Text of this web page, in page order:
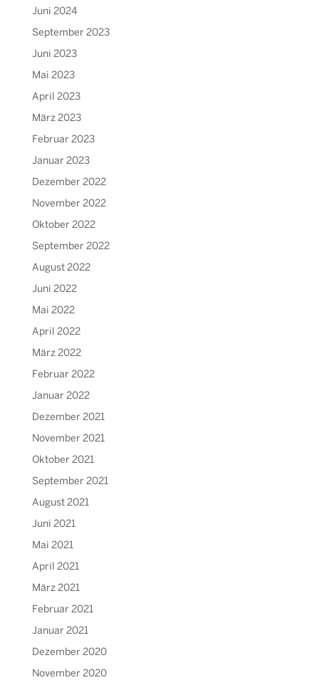
Juni 2024
September 2023
Juni 2023
Mai 2023
April 2023
März 2023
Februar 2023
Januar 2023
Dezember 2022
November 2022
Oktober 2022
September 2022
August 2022
Juni 2022
Mai 2022
April 2022
März 2022
Februar 2022
Januar 2022
Dezember 2021
November 2021
Oktober 2021
September 2021
August 2021
Juni 2021
Mai 2021
April 2021
März 2021
Februar 2021
Januar 2021
Dezember 2020
November 2020